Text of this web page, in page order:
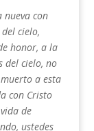
nueva con
cielo,
honor, a la
del cielo, no
a esta
con Cristo
de
ustedes